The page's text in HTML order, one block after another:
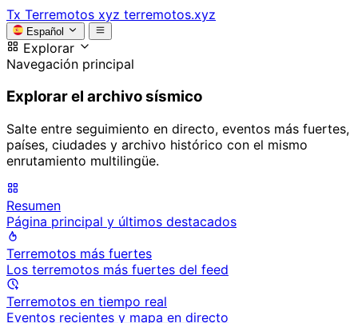
Tx Terremotos xyz terremotos.xyz
Español
Explorar
Navegación principal
Explorar el archivo sísmico
Salte entre seguimiento en directo, eventos más fuertes,
países, ciudades y archivo histórico con el mismo
enrutamiento multilingüe.
Resumen
Página principal y últimos destacados
Terremotos más fuertes
Los terremotos más fuertes del feed
Terremotos en tiempo real
Eventos recientes y mapa en directo